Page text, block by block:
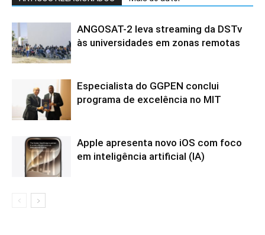
ANGOSAT-2 leva streaming da DSTv
às universidades em zonas remotas
Especialista do GGPEN conclui
programa de excelência no MIT
Apple apresenta novo iOS com foco
em inteligência artificial (IA)